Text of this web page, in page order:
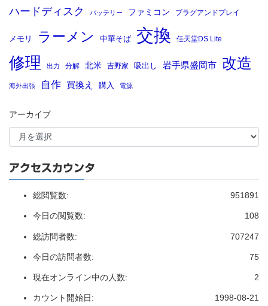
ハードディスク バッテリー ファミコン プラグアンドプレイ
メモリ ラーメン 中華そば 交換 任天堂DS Lite
修理 出力 分解 北米 吉野家 吸出し 岩手県盛岡市 改造
海外出張 自作 買換え 購入 電源
アーカイブ
アクセスカウンタ
951891
総閲覧数:
108
今日の閲覧数:
707247
総訪問者数:
75
今日の訪問者数:
2
現在オンライン中の人数:
1998-08-21
カウント開始日: